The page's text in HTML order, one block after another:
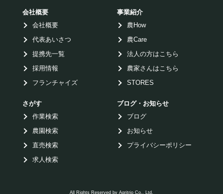
会社概要
会社概要
代表あいさつ
提携先一覧
採用情報
フランチャイズ
事業紹介
農How
農Care
法人の方はこちら
農家さんはこちら
STORES
さがす
作業検索
農園検索
直売検索
求人検索
ブログ・お知らせ
ブログ
お知らせ
プライバシーポリシー
All Rights Reserved by Agritrio Co., Ltd.